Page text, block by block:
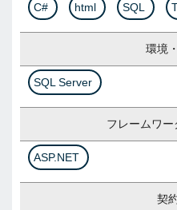
C# html SQL
環境
SQL Server
フレームワー
ASP.NET
契